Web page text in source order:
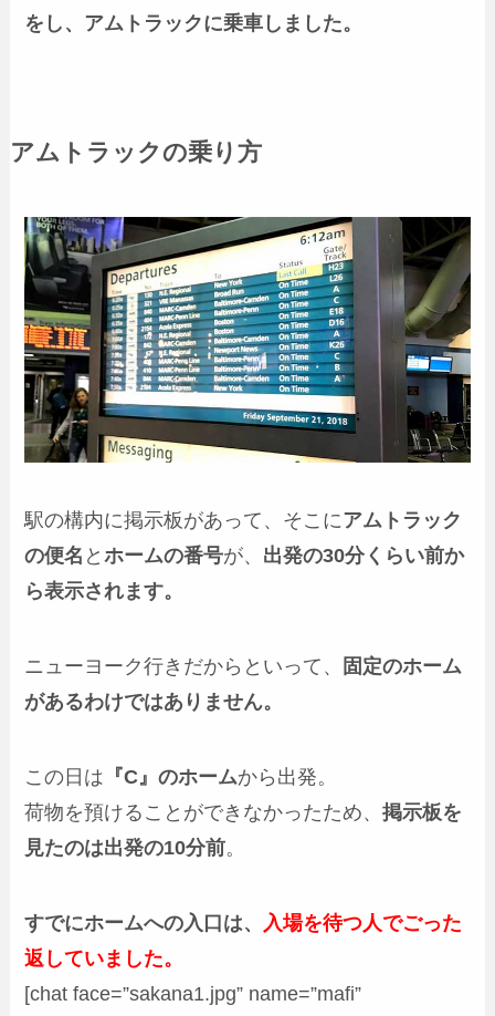
をし、アムトラックに乗車しました。
アムトラックの乗り方
駅の構内に掲示板があって、そこにアムトラック
の便名 とホームの番号が、 出発の30分くらい前か
ら表示されます。
ニューヨーク行きだからといって、
固定のホーム
があるわけではありません。
この日は 『C』のホームから出発。
荷物を預けることができなかったため、掲示板を
見たのは出発の10分前。
すでにホームへの入口は、
入場を待つ人でごった
返していました。
[chat face=”sakana1.jpg” name=”mafi”